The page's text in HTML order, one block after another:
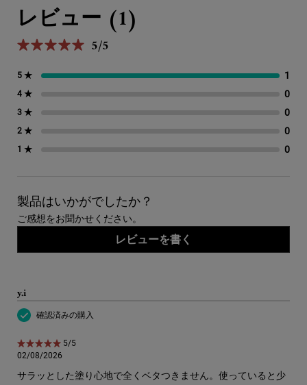
レビュー (1)
5星中5。 5/5
5 ★ 1
4 ★ 0
3 ★ 0
2 ★ 0
1 ★ 0
製品はいかがでしたか？
ご感想をお聞かせください。
レビューを書く
y.i
確認済みの購入
5星中5。
5/5
02/08/2026
サラッとした塗り心地で全くベタつきません。使っていると少